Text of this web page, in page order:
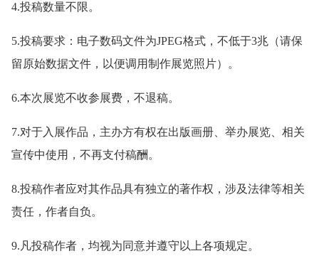
4.投稿数量不限。
5.投稿要求：电子数码文件为JPEG格式，不低于3兆（请保
留原始数据文件，以便调用制作展览照片）。
6.本次展览不收参展费，不退稿。
7.对于入展作品，主办方有权在出版画册、举办展览、相关
宣传中使用，不再支付稿酬。
8.投稿作者应对其作品具有独立的著作权，涉及法律等相关
责任，作者自负。
9.凡投稿作者，均视为同意并遵守以上各项规定。